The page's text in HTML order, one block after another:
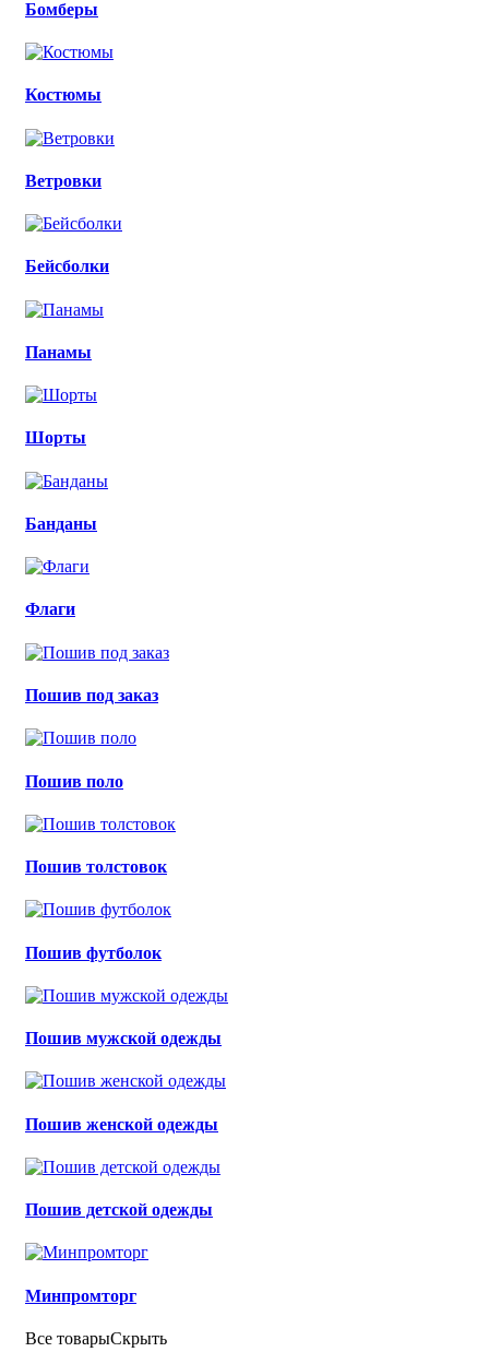
Бомберы
Костюмы
Ветровки
Бейсболки
Панамы
Шорты
Банданы
Флаги
Пошив под заказ
Пошив поло
Пошив толстовок
Пошив футболок
Пошив мужской одежды
Пошив женской одежды
Пошив детской одежды
Минпромторг
Все товарыСкрыть